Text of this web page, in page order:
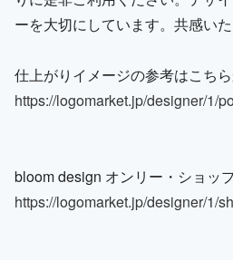
ーを大切にしています。共感いた
仕上がりイメージの参考はこち
https://logomarket.jp/designer/1/
bloom design オンリー・ショッ
https://logomarket.jp/designer/1/